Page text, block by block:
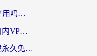
海外党必看：穿梭VPN好用吗？和云帆VPN对比哪个回国效果更好？附真实测评+避坑指南
海外党必看：如何选对国内VPN，实现无缝访问国内资源？
海外党必看：加速器下载永久免费版真的存在吗？教你无缝访问国内资源的正确姿势